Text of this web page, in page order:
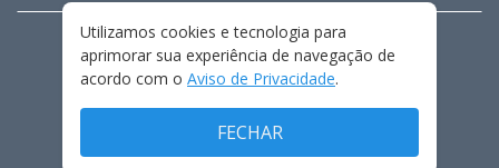
FALE CONOSCO
PRIVACIDADE
TERMOS E CONDIÇÕES DE USO
Utilizamos cookies e tecnologia para
aprimorar sua experiência de navegação de
acordo com o Aviso de Privacidade.
FECHAR